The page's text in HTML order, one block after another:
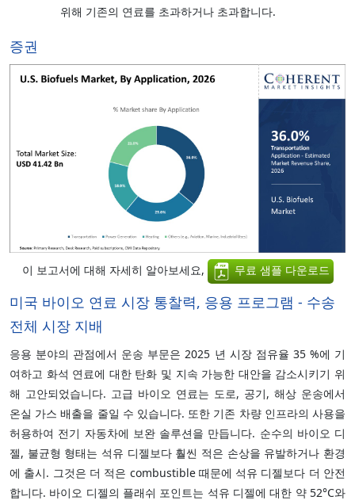
위해 기존의 연료를 초과하거나 초과합니다.
증권
이 보고서에 대해 자세히 알아보세요, 무료 샘플 다운로드
미국 바이오 연료 시장 통찰력, 응용 프로그램 - 수송
전체 시장 지배
응용 분야의 관점에서 운송 부문은 2025 년 시장 점유율 35 %에 기
여하고 화석 연료에 대한 탄화 및 지속 가능한 대안을 감소시키기 위
해 고안되었습니다. 고급 바이오 연료는 도로, 공기, 해상 운송에서
온실 가스 배출을 줄일 수 있습니다. 또한 기존 차량 인프라의 사용을
허용하여 전기 자동차에 보완 솔루션을 만듭니다. 순수의 바이오 디
젤, 불균형 형태는 석유 디젤보다 훨씬 적은 손상을 유발하거나 환경
에 출시. 그것은 더 적은 combustible 때문에 석유 디젤보다 더 안전
합니다. 바이오 디젤의 플래쉬 포인트는 석유 디젤에 대한 약 52°C와